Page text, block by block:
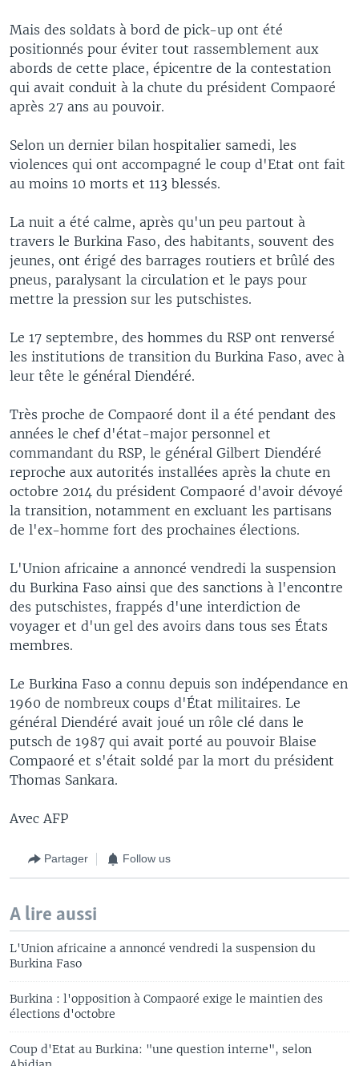
Mais des soldats à bord de pick-up ont été
positionnés pour éviter tout rassemblement aux
abords de cette place, épicentre de la contestation
qui avait conduit à la chute du président Compaoré
après 27 ans au pouvoir.
Selon un dernier bilan hospitalier samedi, les
violences qui ont accompagné le coup d'Etat ont fait
au moins 10 morts et 113 blessés.
La nuit a été calme, après qu'un peu partout à
travers le Burkina Faso, des habitants, souvent des
jeunes, ont érigé des barrages routiers et brûlé des
pneus, paralysant la circulation et le pays pour
mettre la pression sur les putschistes.
Le 17 septembre, des hommes du RSP ont renversé
les institutions de transition du Burkina Faso, avec à
leur tête le général Diendéré.
Très proche de Compaoré dont il a été pendant des
années le chef d'état-major personnel et
commandant du RSP, le général Gilbert Diendéré
reproche aux autorités installées après la chute en
octobre 2014 du président Compaoré d'avoir dévoyé
la transition, notamment en excluant les partisans
de l'ex-homme fort des prochaines élections.
L'Union africaine a annoncé vendredi la suspension
du Burkina Faso ainsi que des sanctions à l'encontre
des putschistes, frappés d'une interdiction de
voyager et d'un gel des avoirs dans tous ses États
membres.
Le Burkina Faso a connu depuis son indépendance en
1960 de nombreux coups d'État militaires. Le
général Diendéré avait joué un rôle clé dans le
putsch de 1987 qui avait porté au pouvoir Blaise
Compaoré et s'était soldé par la mort du président
Thomas Sankara.
Avec AFP
Partager Follow us
A lire aussi
L'Union africaine a annoncé vendredi la suspension du
Burkina Faso
Burkina : l'opposition à Compaoré exige le maintien des
élections d'octobre
Coup d'Etat au Burkina: "une question interne", selon